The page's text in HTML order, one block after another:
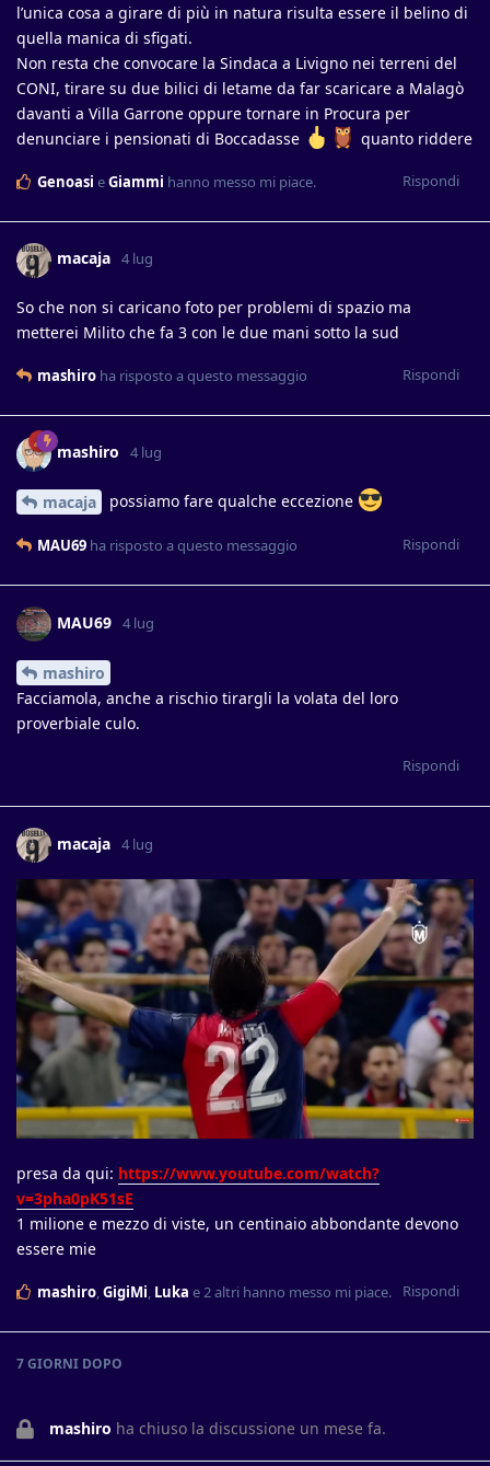
l’unica cosa a girare di più in natura risulta essere il belino di
quella manica di sfigati.
Non resta che convocare la Sindaca a Livigno nei terreni del
CONI, tirare su due bilici di letame da far scaricare a Malagò
davanti a Villa Garrone oppure tornare in Procura per
denunciare i pensionati di Boccadasse
quanto riddere
Rispondi
Genoasi eGiammi hanno messo mi piace.
macaja 4 lug
So che non si caricano foto per problemi di spazio ma
metterei Milito che fa 3 con le due mani sotto la sud
Rispondi
mashiro ha risposto a questo messaggio
mashiro 4 lug
macaja possiamo fare qualche eccezione
Rispondi
MAU69 ha risposto a questo messaggio
MAU69 4 lug
mashiro
Facciamola, anche a rischio tirargli la volata del loro
proverbiale culo.
Rispondi
macaja 4 lug
presa da qui: https://www.youtube.com/watch?
v=3pha0pK51sE
1 milione e mezzo di viste, un centinaio abbondante devono
essere mie
Rispondi
mashiro GigiMi Luka e 2altri hanno messo mi piace.
7 GIORNI DOPO
mashiro ha chiuso la discussione un mese fa.